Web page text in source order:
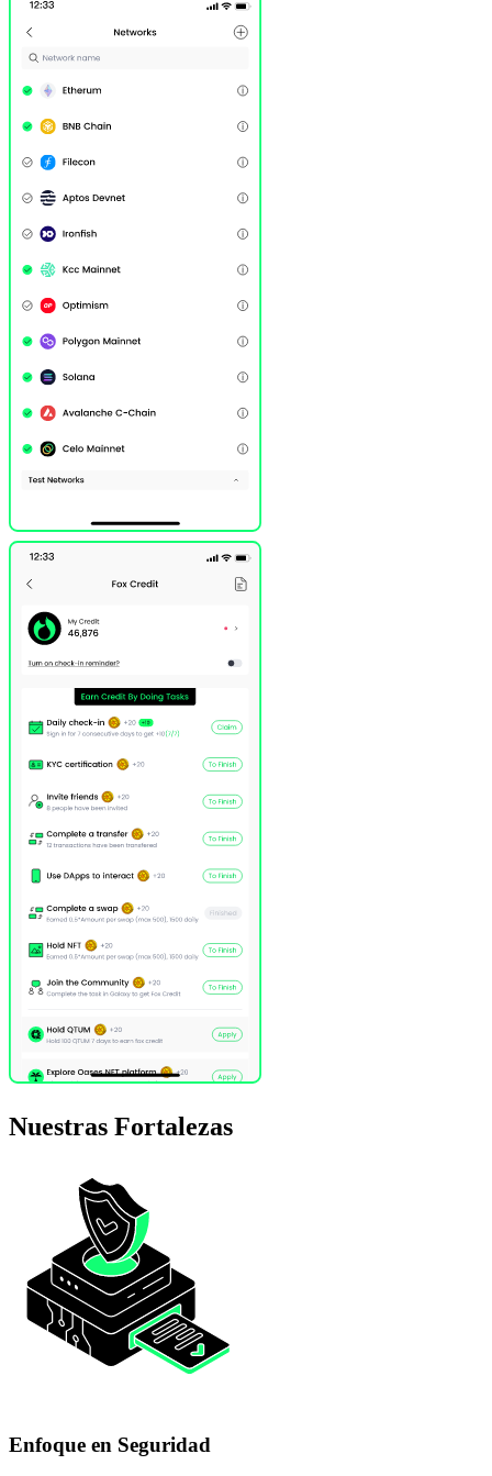
Nuestras Fortalezas
Enfoque en Seguridad